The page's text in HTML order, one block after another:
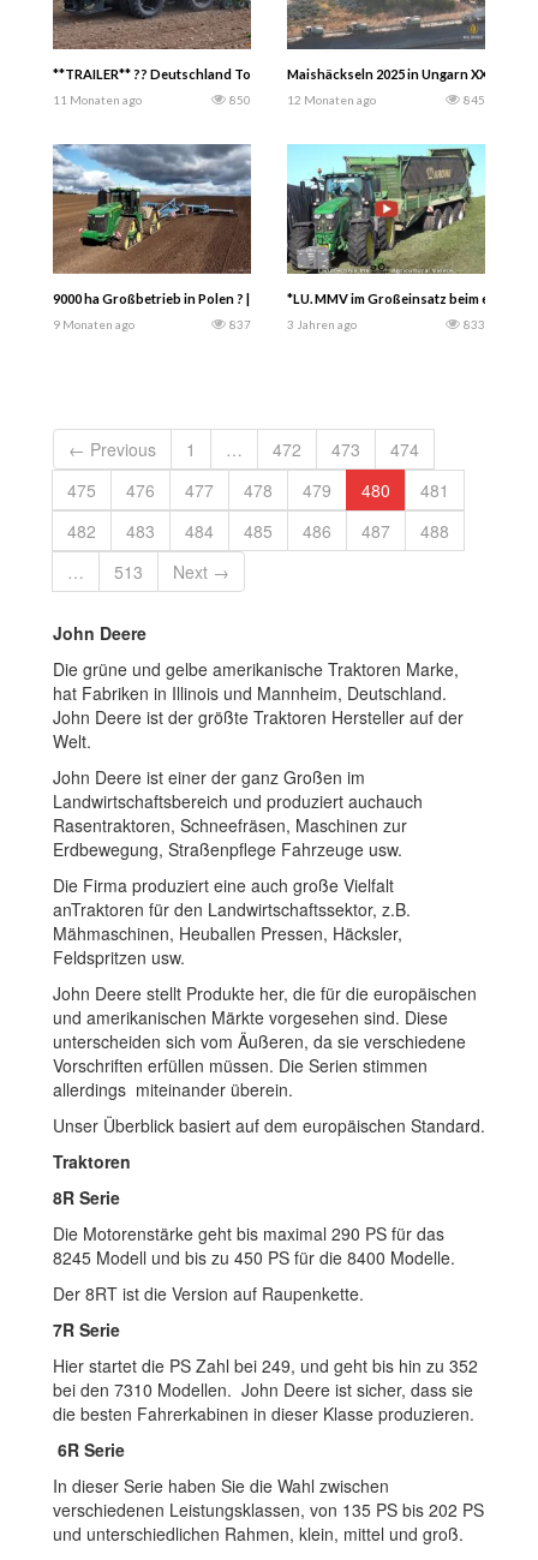
**TRAILER** ?? Deutschland Tour 2025 Gabry982
11 Monaten ago 850
Maishäckseln 2025 in Ungarn XXL mit
12 Monaten ago 845
9000 ha Großbetrieb in Polen ? | John Deere 4x 9RX • 9RT • 8R auf Ketten.
9 Monaten ago 837
*LU. MMV im Großeinsatz beim ersten
3 Jahren ago 833
← Previous 1 … 472 473
474
475
476 477 478 479 480
481
482
483 484 485 486 487
488
…
513 Next →
John Deere
Die grüne und gelbe amerikanische Traktoren Marke,
hat Fabriken in Illinois und Mannheim, Deutschland.
John Deere ist der größte Traktoren Hersteller auf der
Welt.
John Deere ist einer der ganz Großen im
Landwirtschaftsbereich und produziert auchauch
Rasentraktoren, Schneefräsen, Maschinen zur
Erdbewegung, Straßenpflege Fahrzeuge usw.
Die Firma produziert eine auch große Vielfalt
anTraktoren für den Landwirtschaftssektor, z.B.
Mähmaschinen, Heuballen Pressen, Häcksler,
Feldspritzen usw.
John Deere stellt Produkte her, die für die europäischen
und amerikanischen Märkte vorgesehen sind. Diese
unterscheiden sich vom Äußeren, da sie verschiedene
Vorschriften erfüllen müssen. Die Serien stimmen
allerdings miteinander überein.
Unser Überblick basiert auf dem europäischen Standard.
Traktoren
8R Serie
Die Motorenstärke geht bis maximal 290 PS für das
8245 Modell und bis zu 450 PS für die 8400 Modelle.
Der 8RT ist die Version auf Raupenkette.
7R Serie
Hier startet die PS Zahl bei 249, und geht bis hin zu 352
bei den 7310 Modellen. John Deere ist sicher, dass sie
die besten Fahrerkabinen in dieser Klasse produzieren.
6R Serie
In dieser Serie haben Sie die Wahl zwischen
verschiedenen Leistungsklassen, von 135 PS bis 202 PS
und unterschiedlichen Rahmen, klein, mittel und groß.